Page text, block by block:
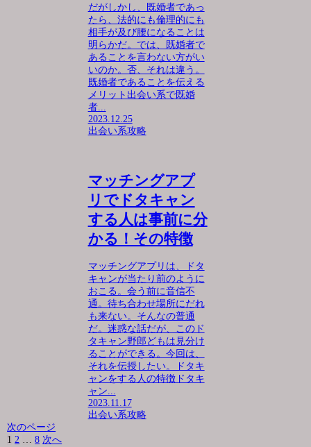
だがしかし、既婚者であっ
たら、法的にも倫理的にも
相手が及び腰になることは
明らかだ。では、既婚者で
あることを言わない方がい
いのか。否、それは違う。
既婚者であることを伝える
メリット出会い系で既婚
者...
2023.12.25
出会い系攻略
マッチングアプ
リでドタキャン
する人は事前に分
かる！その特徴
マッチングアプリは、ドタ
キャンが当たり前のように
おこる。会う前に音信不
通。待ち合わせ場所にだれ
も来ない。そんなの普通
だ。迷惑な話だが、このド
タキャン野郎どもは見分け
ることができる。今回は、
それを伝授したい。ドタキ
ャンをする人の特徴ドタキ
ャン...
2023.11.17
出会い系攻略
次のページ
1 2 … 8 次へ